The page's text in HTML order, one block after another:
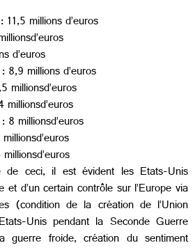
millions d’euros
d’euros
8,9 millions d’euros
millionsd’euros
millionsd’euros
de ceci, il est évident les Etats-Unis
et d’un certain contrôlesur l’Europe via
(condition de la création de l’Union
Unis pendant la Seconde Guerre
guerre froide, création du sentiment